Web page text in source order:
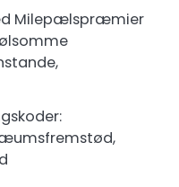
Milepælspræmier